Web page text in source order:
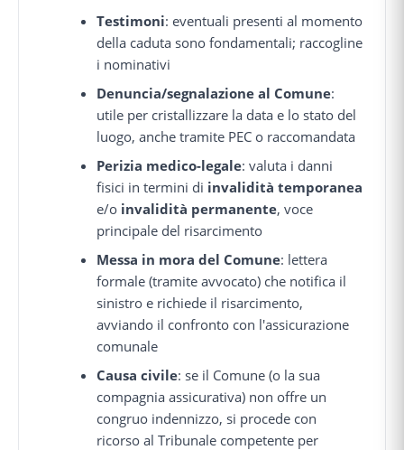
Testimoni: eventuali presenti al momento
della caduta sono fondamentali; raccogline
i nominativi
Denuncia/segnalazione al Comune:
utile per cristallizzare la data e lo stato del
luogo, anche tramite PEC o raccomandata
Perizia medico-legale: valuta i danni
fisici in termini di invalidità temporanea
e/o invalidità permanente, voce
principale del risarcimento
Messa in mora del Comune: lettera
formale (tramite avvocato) che notifica il
sinistro e richiede il risarcimento,
avviando il confronto con l'assicurazione
comunale
Causa civile: se il Comune (o la sua
compagnia assicurativa) non offre un
congruo indennizzo, si procede con
ricorso al Tribunale competente per